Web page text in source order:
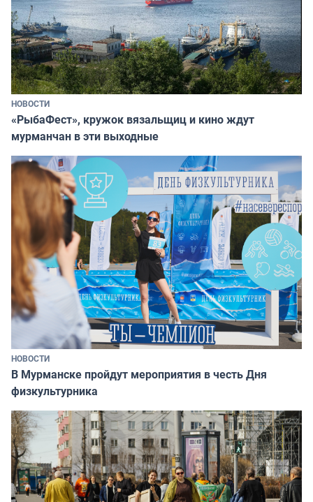
НОВОСТИ
«РыбаФест», кружок вязальщиц и кино ждут
мурманчан в эти выходные
НОВОСТИ
В Мурманске пройдут мероприятия в честь Дня
физкультурника